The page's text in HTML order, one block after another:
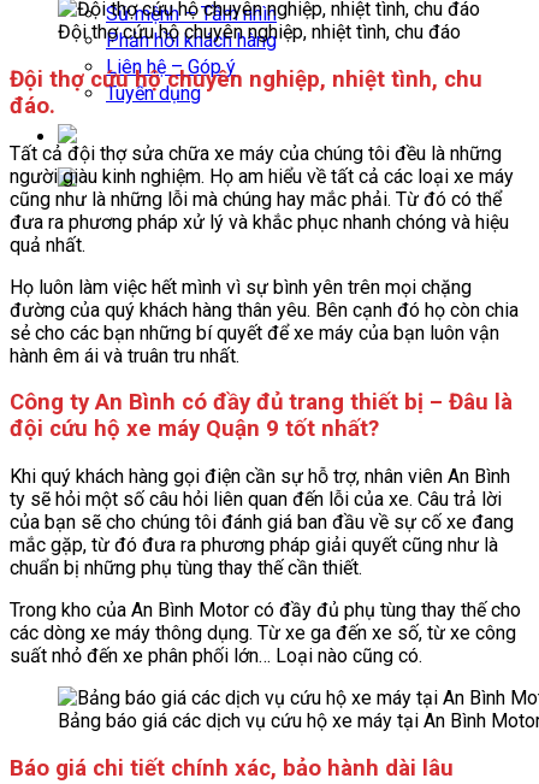
Sứ mệnh – Tầm nhìn
Phản hồi khách hàng
Liên hệ – Góp ý
Tuyển dụng
Đội thợ cứu hộ chuyên nghiệp, nhiệt tình, chu đáo
Đội thợ cứu hộ chuyên nghiệp, nhiệt tình, chu
đáo.
Tất cả đội thợ sửa chữa xe máy của chúng tôi đều là những
người giàu kinh nghiệm. Họ am hiểu về tất cả các loại xe máy
cũng như là những lỗi mà chúng hay mắc phải. Từ đó có thể
đưa ra phương pháp xử lý và khắc phục nhanh chóng và hiệu
quả nhất.
Họ luôn làm việc hết mình vì sự bình yên trên mọi chặng
đường của quý khách hàng thân yêu. Bên cạnh đó họ còn chia
sẻ cho các bạn những bí quyết để xe máy của bạn luôn vận
hành êm ái và truân tru nhất.
Công ty An Bình có đầy đủ trang thiết bị – Đâu là
đội cứu hộ xe máy Quận 9 tốt nhất?
Khi quý khách hàng gọi điện cần sự hỗ trợ, nhân viên An Bình
ty sẽ hỏi một số câu hỏi liên quan đến lỗi của xe. Câu trả lời
của bạn sẽ cho chúng tôi đánh giá ban đầu về sự cố xe đang
mắc gặp, từ đó đưa ra phương pháp giải quyết cũng như là
chuẩn bị những phụ tùng thay thế cần thiết.
Trong kho của An Bình Motor có đầy đủ phụ tùng thay thế cho
các dòng xe máy thông dụng. Từ xe ga đến xe số, từ xe công
suất nhỏ đến xe phân phối lớn… Loại nào cũng có.
Bảng báo giá các dịch vụ cứu hộ xe máy tại An Bình
Báo giá chi tiết chính xác, bảo hành dài lâu